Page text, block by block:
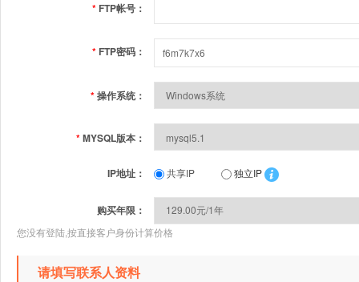
全能型主机
双线主机
集群主机
* FTP帐号：
* FTP密码：
*操作系统：
*MYSQL版本：
IP地址： 共享IP 独立IP
购买年限：
您没有登陆,按直接客户身份计算价格
请填写联系人资料